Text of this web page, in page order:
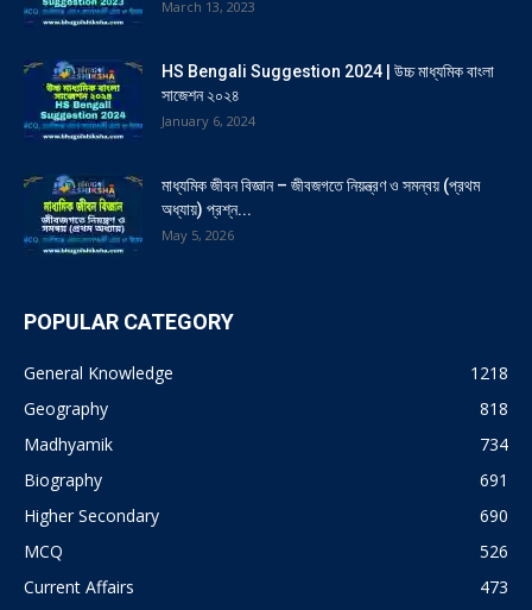
March 13, 2023
HS Bengali Suggestion 2024 | উচ্চ মাধ্যমিক বাংলা
সাজেশন ২০২৪
January 6, 2024
মাধ্যমিক জীবন বিজ্ঞান – জীবজগতে নিয়ন্ত্রণ ও সমন্বয় (প্রথম
অধ্যায়) প্রশ্ন...
May 5, 2026
POPULAR CATEGORY
General Knowledge
1218
Geography
818
Madhyamik
734
Biography
691
Higher Secondary
690
MCQ
526
Current Affairs
473